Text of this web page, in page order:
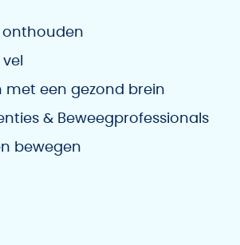
onthouden
met een gezond brein
& Beweegprofessionals
bewegen